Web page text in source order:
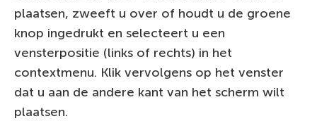
plaatsen, zweeft u over of houdt u de groene
knop ingedrukt en selecteert u een
vensterpositie (links of rechts) in het
contextmenu. Klik vervolgens op het venster
dat u aan de andere kant van het scherm wilt
plaatsen.